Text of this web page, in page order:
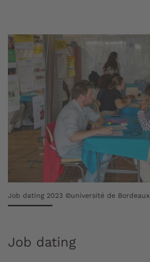
Job dating 2023 ©université de Bordeaux
Job dating